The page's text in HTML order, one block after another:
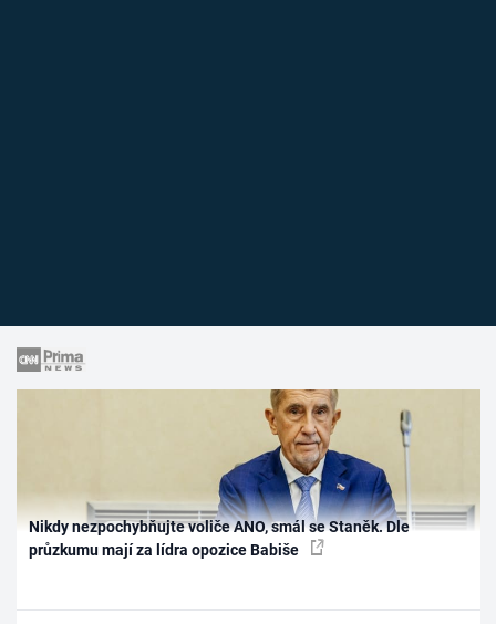
Nikdy nezpochybňujte voliče ANO, smál se Staněk. Dle
průzkumu mají za lídra opozice Babiše